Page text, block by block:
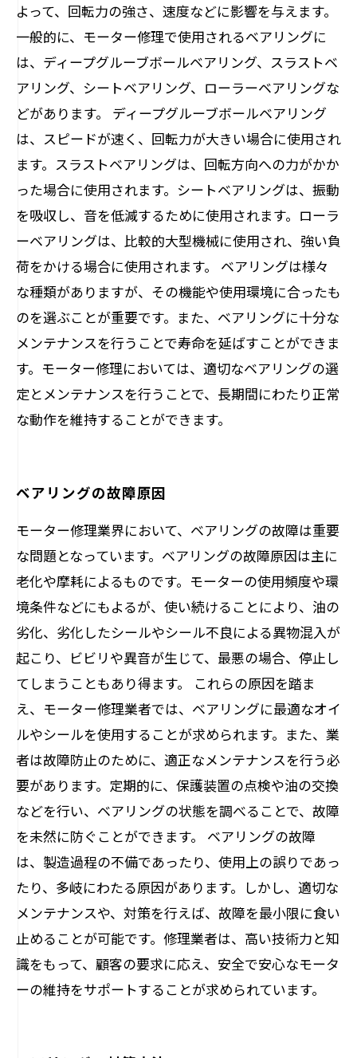
よって、回転力の強さ、速度などに影響を与えます。
一般的に、モーター修理で使用されるベアリングに
は、ディープグルーブボールベアリング、スラストベ
アリング、シートベアリング、ローラーベアリングな
どがあります。 ディープグルーブボールベアリング
は、スピードが速く、回転力が大きい場合に使用され
ます。スラストベアリングは、回転方向への力がかか
った場合に使用されます。シートベアリングは、振動
を吸収し、音を低減するために使用されます。ローラ
ーベアリングは、比較的大型機械に使用され、強い負
荷をかける場合に使用されます。 ベアリングは様々
な種類がありますが、その機能や使用環境に合ったも
のを選ぶことが重要です。また、ベアリングに十分な
メンテナンスを行うことで寿命を延ばすことができま
す。モーター修理においては、適切なベアリングの選
定とメンテナンスを行うことで、長期間にわたり正常
な動作を維持することができます。
ベアリングの故障原因
モーター修理業界において、ベアリングの故障は重要
な問題となっています。ベアリングの故障原因は主に
老化や摩耗によるものです。モーターの使用頻度や環
境条件などにもよるが、使い続けることにより、油の
劣化、劣化したシールやシール不良による異物混入が
起こり、ビビリや異音が生じて、最悪の場合、停止し
てしまうこともあり得ます。 これらの原因を踏ま
え、モーター修理業者では、ベアリングに最適なオイ
ルやシールを使用することが求められます。また、業
者は故障防止のために、適正なメンテナンスを行う必
要があります。定期的に、保護装置の点検や油の交換
などを行い、ベアリングの状態を調べることで、故障
を未然に防ぐことができます。 ベアリングの故障
は、製造過程の不備であったり、使用上の誤りであっ
たり、多岐にわたる原因があります。しかし、適切な
メンテナンスや、対策を行えば、故障を最小限に食い
止めることが可能です。修理業者は、高い技術力と知
識をもって、顧客の要求に応え、安全で安心なモータ
ーの維持をサポートすることが求められています。